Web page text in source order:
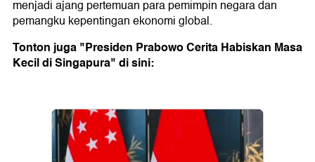
menjadi ajang pertemuan para pemimpin negara dan
pemangku kepentingan ekonomi global.
Tonton juga "Presiden Prabowo Cerita Habiskan Masa
Kecil di Singapura" di sini: